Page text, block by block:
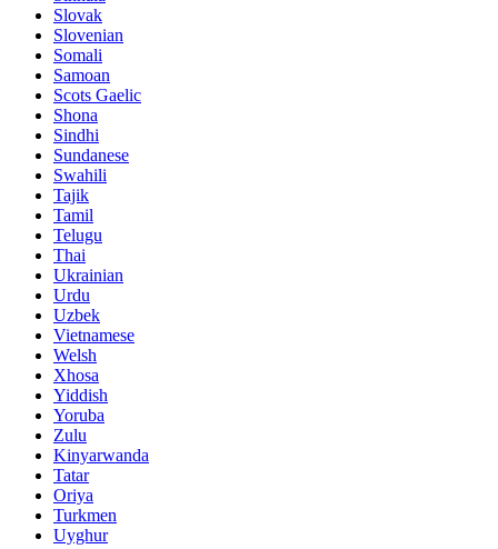
Slovak
Slovenian
Somali
Samoan
Scots Gaelic
Shona
Sindhi
Sundanese
Swahili
Tajik
Tamil
Telugu
Thai
Ukrainian
Urdu
Uzbek
Vietnamese
Welsh
Xhosa
Yiddish
Yoruba
Zulu
Kinyarwanda
Tatar
Oriya
Turkmen
Uyghur